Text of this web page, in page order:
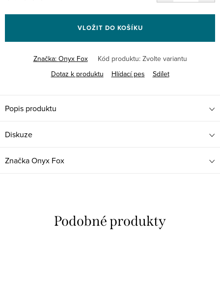
cena:
VLOŽIT DO KOŠÍKU
Značka: Onyx Fox Kód produktu: Zvolte variantu
Dotaz k produktu
Hlídací pes Sdílet
Popis produktu
Diskuze
ZnačkaOnyx Fox